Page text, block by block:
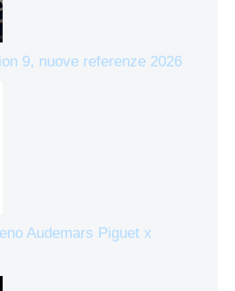
9, nuove referenze 2026
Audemars Piguet x